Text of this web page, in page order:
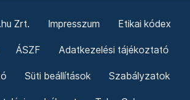
Zrt. Impresszum Etikai kódex
ÁSZF Adatkezelési tájékoztató
Süti beállítások Szabályzatok